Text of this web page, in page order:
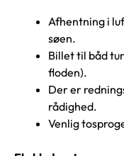
Afhentning i
søen.
Billet til båd
floden).
Der er
rådighed.
Venlig